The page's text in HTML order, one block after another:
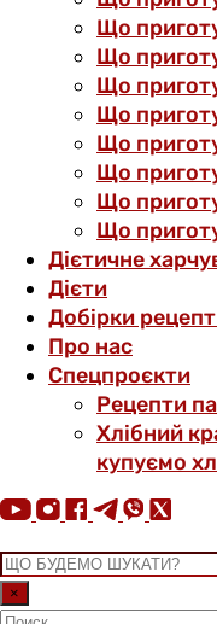
Що
Що
Що
Що
Що
Що
Що
Що
Дієтичне
Дієти
Добірки
Про нас
Спецпроєкти
Рецепти
Хлібний
купуємо
×